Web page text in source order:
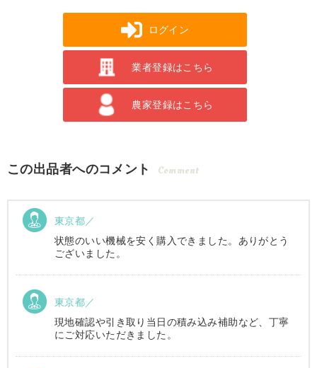
ログイン
業者登録はこちら
農家登録はこちら
この出品者へのコメント Comment
東京都／
状態のいい機械を安く購入できました。ありがとう
ございました。
東京都／
現地確認や引き取り当日の積み込み補助など、丁寧
にご対応いただきました。